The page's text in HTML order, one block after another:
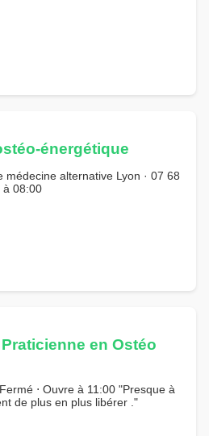
énergétique
médecine alternative Lyon · 07 68
à 08:00
en Ostéo
⋅ Ouvre à 11:00 "Presque à
de plus en plus libérer ."